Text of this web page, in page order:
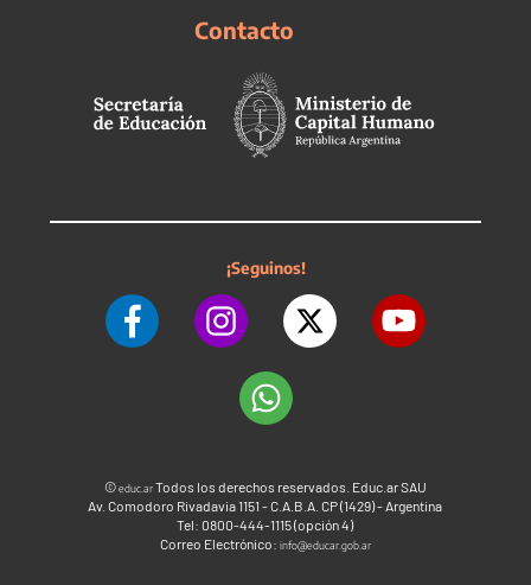
Contacto
¡Seguinos!
©educ.arTodos los derechos reservados. Educ.ar SAU
Av. Comodoro Rivadavia 1151 - C.A.B.A. CP (1429) - Argentina
Tel: 0800-444-1115 (opción 4)
Correo Electrónico: info@educar.gob.ar